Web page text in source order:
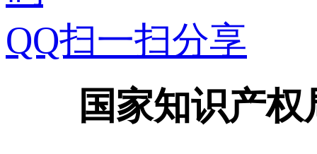
QQ扫一扫分享
国家知识产